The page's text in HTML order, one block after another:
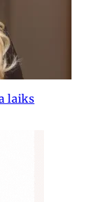
laiks